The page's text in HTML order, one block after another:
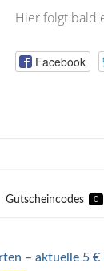
Hier folgt bald
Facebook
Gutscheincodes 0
– aktuelle 5 €